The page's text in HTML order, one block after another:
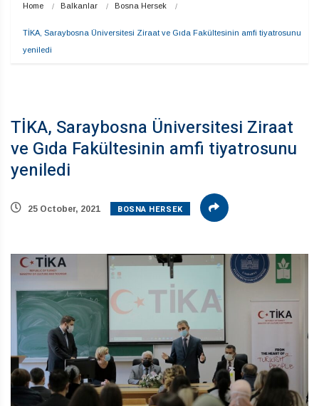
Home Balkanlar Bosna Hersek
TİKA, Saraybosna Üniversitesi Ziraat ve Gıda Fakültesinin amfi tiyatrosunu
yeniledi
TİKA, Saraybosna Üniversitesi Ziraat
ve Gıda Fakültesinin amfi tiyatrosunu
yeniledi
25 October, 2021 BOSNA HERSEK